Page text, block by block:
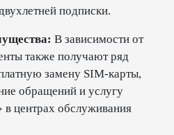
подписки.
В зависимости от
также получают ряд
замену SIM-карты,
обращений и услугу
центрах обслуживания